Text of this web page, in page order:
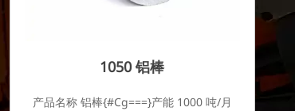
1050 铝棒
产品名称 铝棒{#Cg===}产能 1000 吨/月